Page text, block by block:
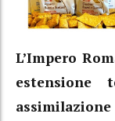
L’Impero